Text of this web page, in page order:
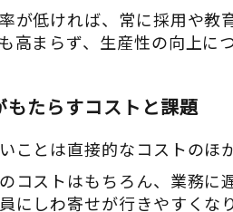
が低ければ、常に採用や教
高まらず、生産性の向上に
もたらすコストと課題
ことは直接的なコストのほ
コストはもちろん、業務に
にしわ寄せが行きやすくな